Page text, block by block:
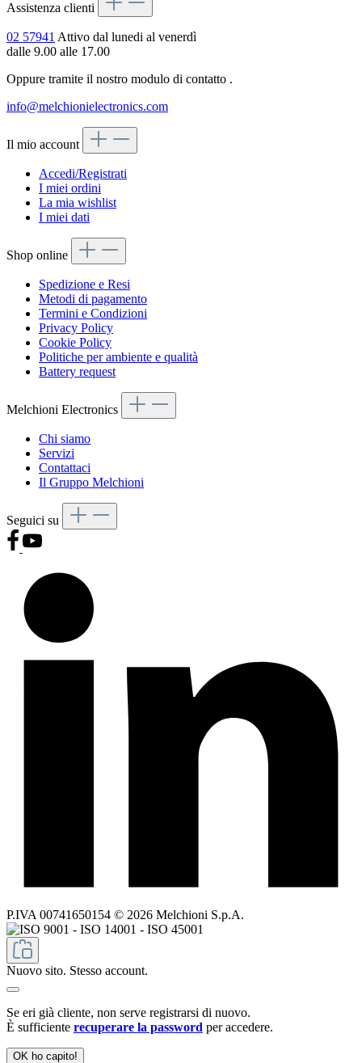
Assistenza clienti
02 57941 Attivo dal lunedi al venerdì
dalle 9.00 alle 17.00
Oppure tramite il nostro modulo di contatto .
info@melchionielectronics.com
Il mio account
Accedi/Registrati
I miei ordini
La mia wishlist
I miei dati
Shop online
Spedizione e Resi
Metodi di pagamento
Termini e Condizioni
Privacy Policy
Cookie Policy
Politiche per ambiente e qualità
Battery request
Melchioni Electronics
Chi siamo
Servizi
Contattaci
Il Gruppo Melchioni
Seguici su
P.IVA 00741650154 © 2026 Melchioni S.p.A.
Nuovo sito. Stesso account.
Se eri già cliente, non serve registrarsi di nuovo.
È sufficiente recuperare la password per accedere.
OK ho capito!